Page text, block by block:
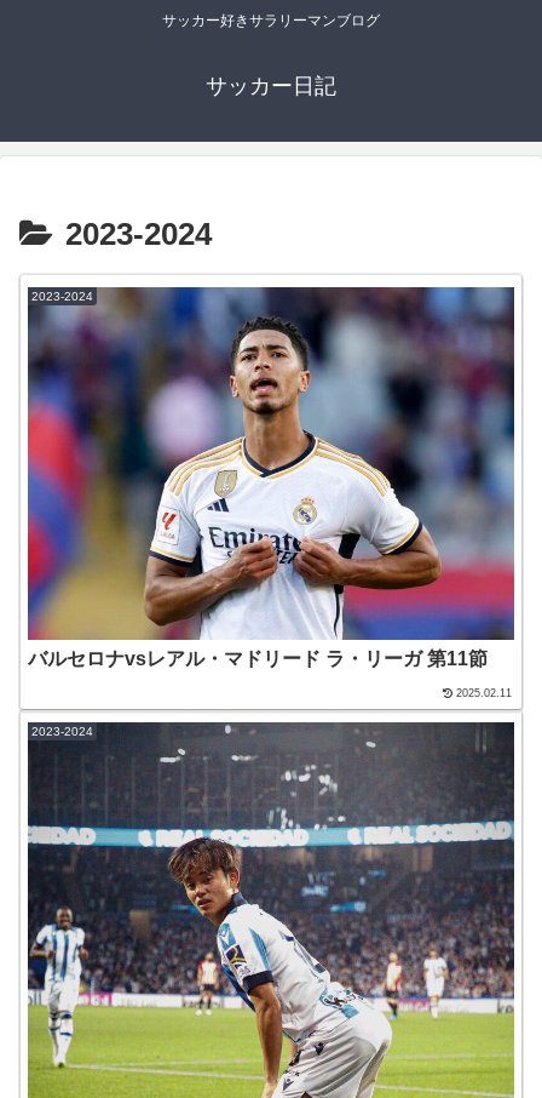
サッカー好きサラリーマンブログ
サッカー日記
2023-2024
2023-2024
バルセロナvsレアル・マドリード ラ・リーガ 第11節
2025.02.11
2023-2024